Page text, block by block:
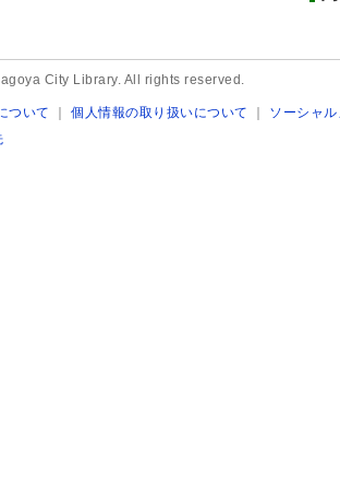
City Library. All rights reserved.
ついて ｜個人情報の取り扱いについて ｜ ソーシャ